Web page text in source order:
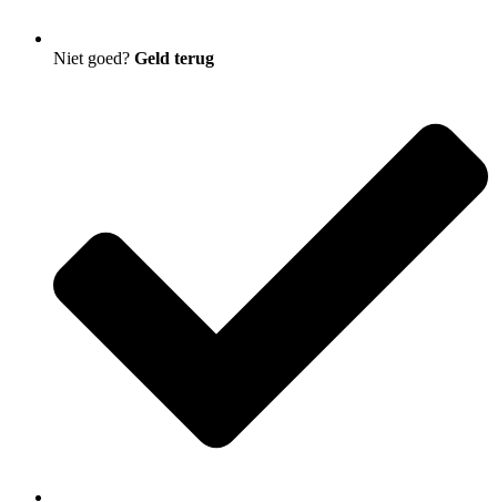
Niet goed? Geld terug